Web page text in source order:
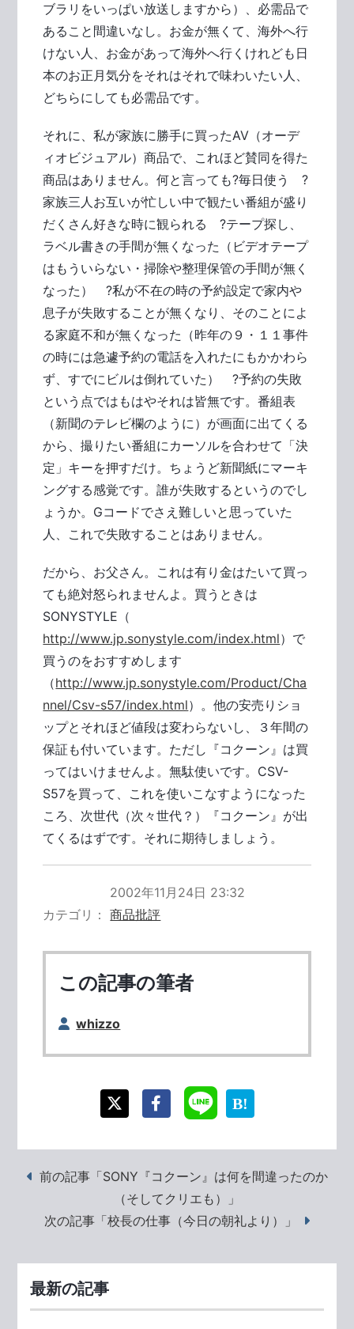
ブラリをいっぱい放送しますから）、必需品で
あること間違いなし。お金が無くて、海外へ行
けない人、お金があって海外へ行くけれども日
本のお正月気分をそれはそれで味わいたい人、
どちらにしても必需品です。
それに、私が家族に勝手に買ったAV（オーデ
ィオビジュアル）商品で、これほど賛同を得た
商品はありません。何と言っても?毎日使う ?
家族三人お互いが忙しい中で観たい番組が盛り
だくさん好きな時に観られる ?テープ探し、
ラベル書きの手間が無くなった（ビデオテープ
はもういらない・掃除や整理保管の手間が無く
なった） ?私が不在の時の予約設定で家内や
息子が失敗することが無くなり、そのことによ
る家庭不和が無くなった（昨年の９・１１事件
の時には急遽予約の電話を入れたにもかかわら
ず、すでにビルは倒れていた） ?予約の失敗
という点ではもはやそれは皆無です。番組表
（新聞のテレビ欄のように）が画面に出てくる
から、撮りたい番組にカーソルを合わせて「決
定」キーを押すだけ。ちょうど新聞紙にマーキ
ングする感覚です。誰が失敗するというのでし
ょうか。Gコードでさえ難しいと思っていた
人、これで失敗することはありません。
だから、お父さん。これは有り金はたいて買っ
ても絶対怒られませんよ。買うときは
SONYSTYLE（
http://www.jp.sonystyle.com/index.html）で
買うのをおすすめします
（http://www.jp.sonystyle.com/Product/Cha
nnel/Csv-s57/index.html）。他の安売りショ
ップとそれほど値段は変わらないし、３年間の
保証も付いています。ただし『コクーン』は買
ってはいけませんよ。無駄使いです。CSV-
S57を買って、これを使いこなすようになった
ころ、次世代（次々世代？）『コクーン』が出
てくるはずです。それに期待しましょう。
2002年11月24日 23:32
カテゴリ
商品批評
この記事の筆者
whizzo
前の記事「SONY『コクーン』は何を間違ったのか
（そしてクリエも）」
次の記事「校長の仕事（今日の朝礼より）」
最新の記事